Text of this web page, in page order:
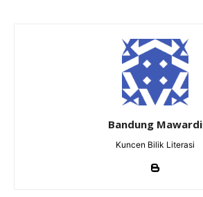
Bandung Mawardi
Kuncen Bilik Literasi